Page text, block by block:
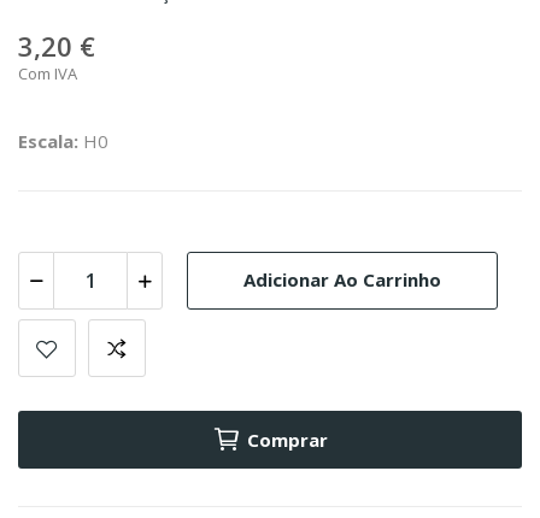
3,20 €
Com IVA
Escala: H0
Adicionar Ao Carrinho
Comprar